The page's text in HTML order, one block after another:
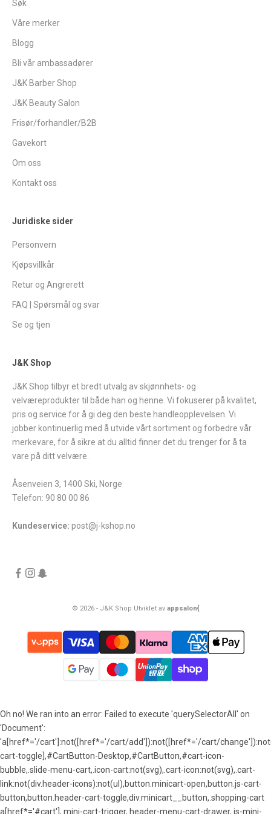
Søk
Våre merker
Blogg
Bli vår ambassadører
J&K Barber Shop
J&K Beauty Salon
Frisør/forhandler/B2B
Gavekort
Om oss
Kontakt oss
Juridiske sider
Personvern
Kjøpsvillkår
Retur og Angrerett
FAQ | Spørsmål og svar
Se og tjen
J&K Shop
J&K Shop tilbyr et bredt utvalg av skjønnhets- og
velværeprodukter til både han og henne. Vi fokuserer på kvalitet,
pris og service for å gi deg den beste handleopplevelsen. Vi
jobber kontinuerlig med å utvide vårt sortiment og forbedre vår
merkevare, for å sikre at du alltid finner det du trenger for å ta
vare på ditt velvære.
Åsenveien 3, 1400 Ski, Norge
Telefon: 90 80 00 86
Kundeservice: post@j-kshop.no
© 2026 - J&K Shop Utviklet av appsalon{
Oh no! We ran into an error: Failed to execute 'querySelectorAll' on
'Document':
'a[href*='/cart']:not([href*='/cart/add']):not([href*='/cart/
cart-toggle],#CartButton-Desktop,#CartButton,#cart-icon-
bubble,.slide-menu-cart,.icon-cart:not(svg),.cart-icon:not(svg),.cart-
link:not(div.header-icons):not(ul),button.minicart-open,button.js-cart-
button,button.header-cart-toggle,div.minicart__button,.shopping-cart
a[href*='#cart'],.mini-cart-trigger,.header-menu-cart-drawer,.js-mini-